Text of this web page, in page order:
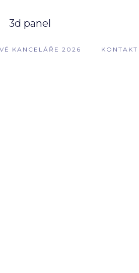
3d panel
KANCELÁŘE 2026 KONTAKT